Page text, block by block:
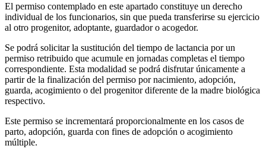
El permiso contemplado en este apartado constituye un derecho
individual de los funcionarios, sin que pueda transferirse su ejercicio
al otro progenitor, adoptante, guardador o acogedor.
Se podrá solicitar la sustitución del tiempo de lactancia por un
permiso retribuido que acumule en jornadas completas el tiempo
correspondiente. Esta modalidad se podrá disfrutar únicamente a
partir de la finalización del permiso por nacimiento, adopción,
guarda, acogimiento o del progenitor diferente de la madre biológica
respectivo.
Este permiso se incrementará proporcionalmente en los casos de
parto, adopción, guarda con fines de adopción o acogimiento
múltiple.